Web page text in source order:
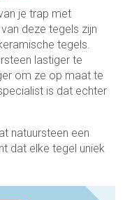
je trap met
van deze tegels zijn
tegels.
lastiger te
om ze op maat te
is dat echter
natuursteen een
dat elke tegel uniek